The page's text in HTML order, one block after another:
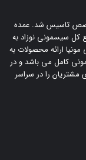
مجرب و متخصص تاسیس شد. عمده
کل سیسمونی نوزاد به
ارائه محصولات به
کامل می باشد و در
مشتریان را در سراسر